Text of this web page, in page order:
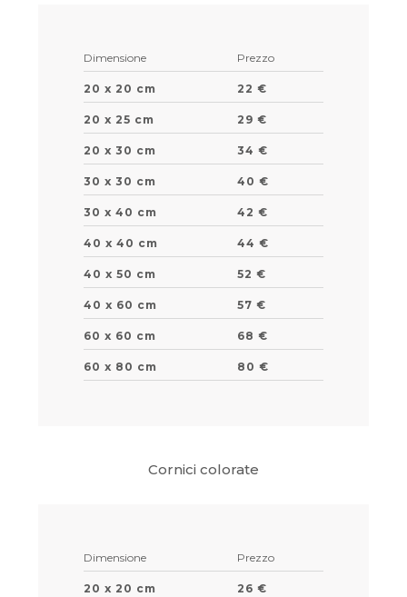
Dimensione Prezzo
20 x 20 cm 22 €
20 x 25 cm 29 €
20 x 30 cm 34 €
30 x 30 cm 40 €
30 x 40 cm 42 €
40 x 40 cm 44 €
40 x 50 cm 52 €
40 x 60 cm 57 €
60 x 60 cm 68 €
60 x 80 cm 80 €
Cornici colorate
Dimensione Prezzo
20 x 20 cm 26 €